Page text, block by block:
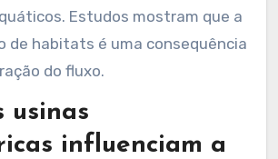
Estudos mostram que a
de habitats é uma consequência
do fluxo.
usinas
influenciam a